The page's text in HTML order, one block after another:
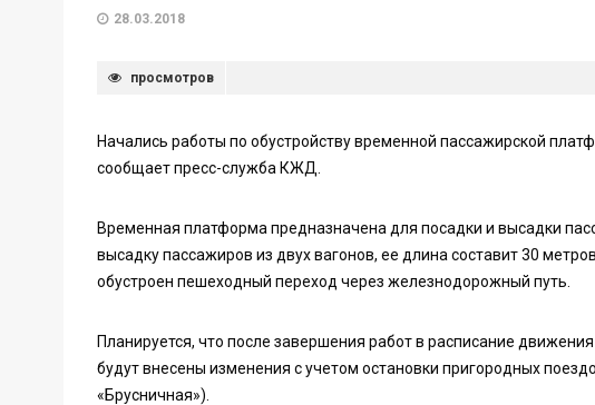
28.03.2018
просмотров
Начались работы по обустройству временной пассажирской
сообщает пресс-служба КЖД.
Временная платформа предназначена для посадки и высадки
высадку пассажиров из двух вагонов, ее длина составит 30
обустроен пешеходный переход через железнодорожный путь.
Планируется, что после завершения работ в расписание
будут внесены изменения с учетом остановки пригородных
«Брусничная»).